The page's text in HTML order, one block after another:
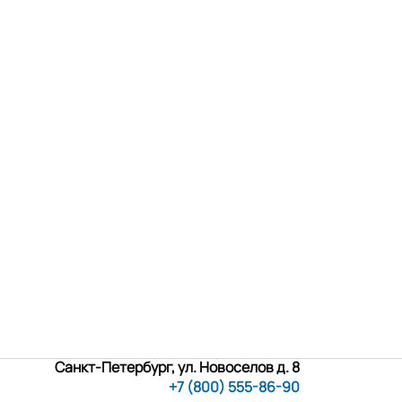
Санкт-Петербург, ул. Новоселов д. 8
+7 (800) 555-86-90